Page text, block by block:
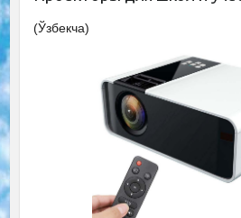
(Ўзбекча)